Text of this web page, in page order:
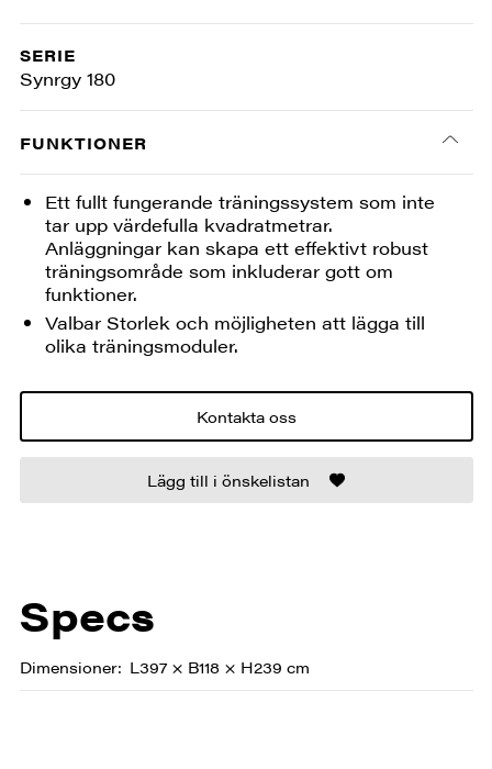
SERIE
Synrgy 180
FUNKTIONER
Ett fullt fungerande träningssystem som inte
tar upp värdefulla kvadratmetrar.
Anläggningar kan skapa ett effektivt robust
träningsområde som inkluderar gott om
funktioner.
Valbar Storlek och möjligheten att lägga till
olika träningsmoduler.
Kontakta oss
Lägg till i önskelistan
Specs
Dimensioner L397 × B118 × H239 cm